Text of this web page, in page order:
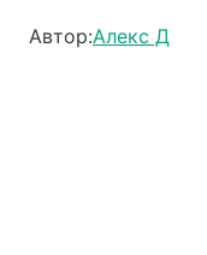
Автор:Алекс Д